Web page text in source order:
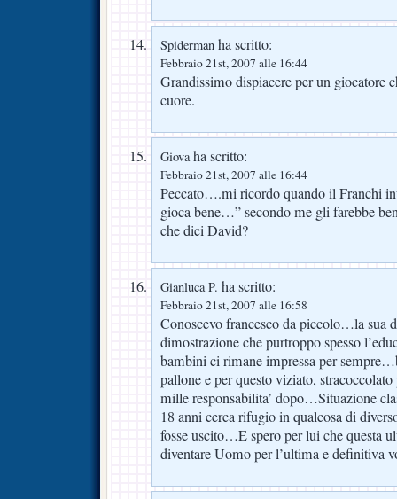
Spiderman ha scritto:
Febbraio 21st, 2007 alle 16:44
Grandissimo dispiacere per un giocatore
cuore.
Giovaha scritto:
Febbraio 21st, 2007 alle 16:44
Peccato….mi ricordo quando il Franchi
gioca bene…” secondo me gli farebbe
che dici David?
Gianluca P. ha scritto:
Febbraio 21st, 2007 alle 16:58
Conoscevo francesco da piccolo…la sua
dimostrazione che purtroppo spesso
bambini ci rimane impressa per
pallone e per questo viziato,
mille responsabilita’ dopo…Situazione
18 anni cerca rifugio in qualcosa di
fosse uscito…E spero per lui che questa
diventare Uomo per l’ultima e